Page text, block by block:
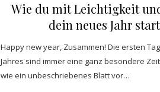
Wie du mit Leichtigkeit
dein neues Jahr
Happy new year, Zusammen! Die ersten
Jahres sind immer eine ganz besondere
wie ein unbeschriebenes Blatt vor…